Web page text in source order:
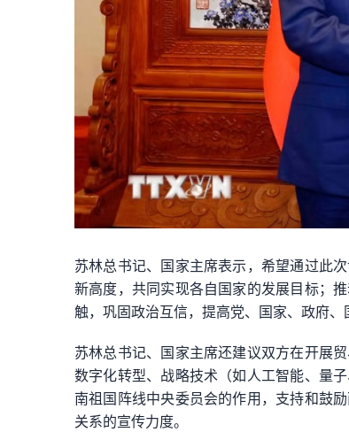
苏林总书记、国家主席表示，希望通过此
新高度，共同实现各自国家的发展目标；
触，巩固政治互信，提高党、国家、政府
苏林总书记、国家主席还建议双方在开展
数字化转型、战略技术（如人工智能、量
南祖国阵线中央委员会的作用，支持和鼓
关系的宣传力度。